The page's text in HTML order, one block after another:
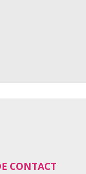
CONTACT